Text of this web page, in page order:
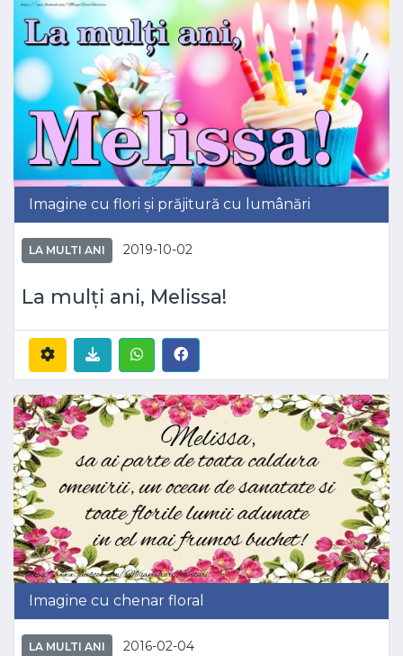
Imagine cu flori și prăjitură cu lumânări
LA MULTI ANI 2019-10-02
La mulți ani, Melissa!
Imagine cu chenar floral
LA MULTI ANI 2016-02-04